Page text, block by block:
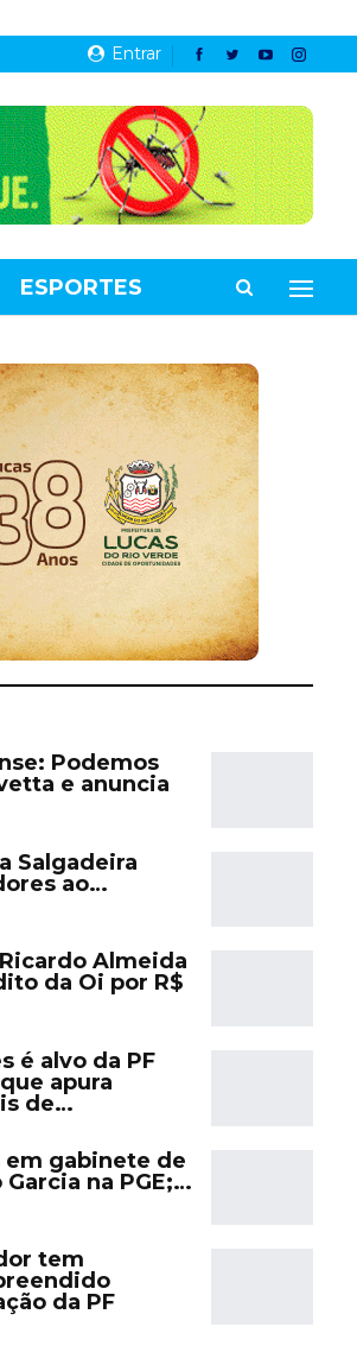
Entrar
ESPORTES
Podemos
e anuncia
Salgadeira
ao…
Almeida
da Oi por R$
é alvo da PF
apura
de…
em gabinete de
na PGE;…
tem
da PF